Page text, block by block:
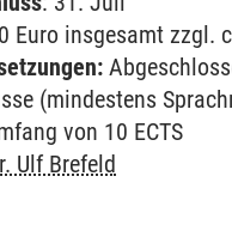
Euro insgesamt zzgl.
(mindestens
von 10 ECTS
Ulf Brefeld